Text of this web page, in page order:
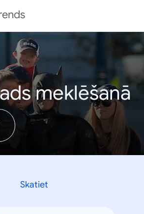
meklēšanā
Skatiet